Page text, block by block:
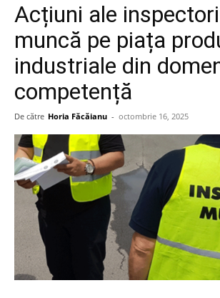
Acțiuni ale
muncă pe piața
industriale din
competență
De către Horia Făcăianu - octombrie 16, 2025